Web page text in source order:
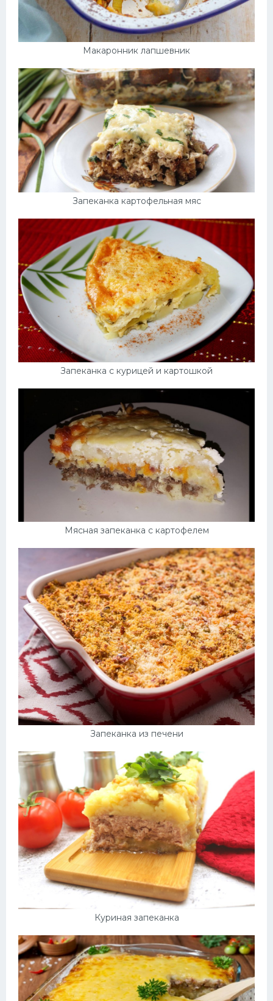
Макаронник лапшевник
Запеканка картофельная мяс
Запеканка с курицей и картошкой
Мясная запеканка с картофелем
Запеканка из печени
Куриная запеканка